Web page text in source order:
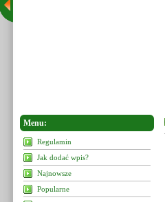
Menu:
Regulamin
Jak dodać wpis?
Najnowsze
Popularne